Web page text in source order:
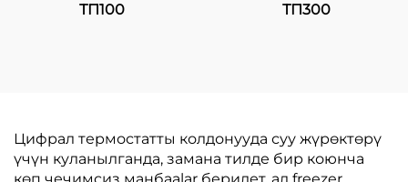
ТП100 ТП300
Цифрал термостатты колдонууда суу жүрөктөрү
үчүн куланылганда, замана тилде бир коюнча